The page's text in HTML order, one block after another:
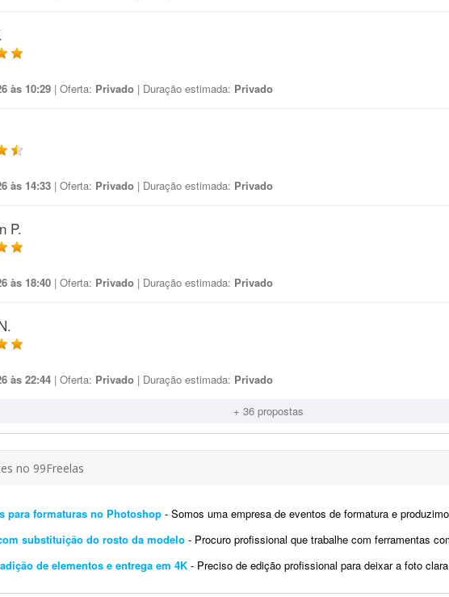
às 10:29 | Oferta: Privado | Duração estimada: Privado
às 14:33 | Oferta: Privado | Duração estimada: Privado
P.
às 18:40 | Oferta: Privado | Duração estimada: Privado
às 22:44 | Oferta: Privado | Duração estimada: Privado
+ 36 propostas
no 99Freelas
para formaturas no Photoshop - Somos uma empresa de eventos de formatura e produzimos materiais impressos e digitais. Preciso de um
substituição do rosto da modelo - Procuro profissional que trabalhe com ferramentas como Flux Kontext, ChatGPT (GPT-5 + geração de
de elementos e entrega em 4K - Preciso de edição profissional para deixar a foto clara e com aspecto realista,